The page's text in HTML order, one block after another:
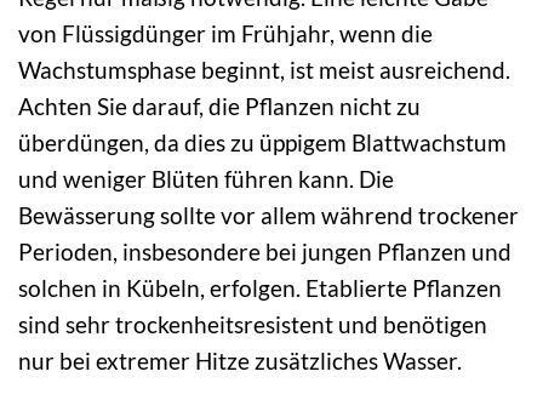
von Flüssigdünger im Frühjahr, wenn die
Wachstumsphase beginnt, ist meist ausreichend.
Achten Sie darauf, die Pflanzen nicht zu
überdüngen, da dies zu üppigem Blattwachstum
und weniger Blüten führen kann. Die
Bewässerung sollte vor allem während trockener
Perioden, insbesondere bei jungen Pflanzen und
solchen in Kübeln, erfolgen. Etablierte Pflanzen
sind sehr trockenheitsresistent und benötigen
nur bei extremer Hitze zusätzliches Wasser.